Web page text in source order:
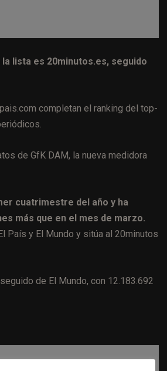
lista es 20minutos.es, seguido
completan el ranking del top-
de GfK DAM, la nueva medidora
cuatrimestre del año y ha
más que en el mes de marzo.
País y El Mundo y sitúa al 20minutos
de El Mundo, con 12.183.692